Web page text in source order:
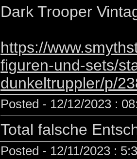
Dark Trooper
https://
figuren-und-sets/
dunkeltruppler/p/
Posted - 12/12/2023 :
Total falsche
Posted - 12/11/2023 :